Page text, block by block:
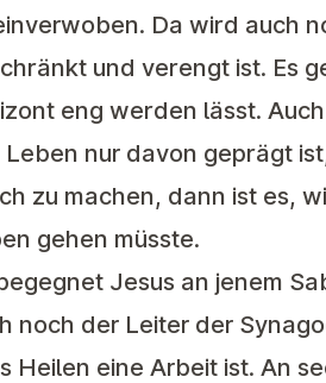
Da wird auch
und verengt ist. Es
eng werden lässt.
Leben nur davon geprägt
zu machen, dann ist es,
gehen müsste.
Jesus an jenem
noch der Leiter der
Heilen eine Arbeit ist. An